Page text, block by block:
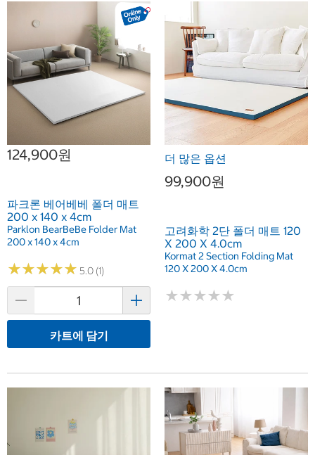
124,900원
파크론 베어베베 폴더 매트
200 x 140 x 4cm
Parklon BearBeBe Folder Mat
200 x 140 x 4cm
★★★★★
★★★★★ 5.0 (1)
카트에 담기
더 많은 옵션
99,900원
고려화학 2단 폴더 매트 120
X 200 X 4.0cm
Kormat 2 Section Folding Mat
120 X 200 X 4.0cm
★★★★★
★★★★★